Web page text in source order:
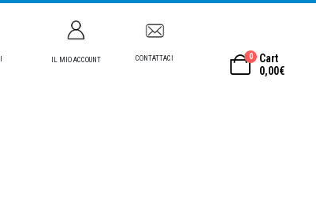
IL MIO ACCOUNT CONTATTACI 0
Cart
0,00€